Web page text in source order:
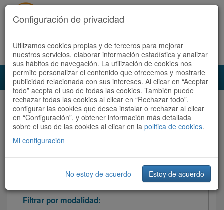
Acceder Registrate ahora Español | Català
Audioruta Todas las rutas
Todas las rutas Ordenar por:Más recientes
Filtrar las rutas
Filtrar por modalidad:
Configuración de privacidad
Utilizamos cookies propias y de terceros para mejorar
nuestros servicios, elaborar información estadística y analizar
sus hábitos de navegación. La utilización de cookies nos
permite personalizar el contenido que ofrecemos y mostrarle
publicidad relacionada con sus intereses. Al clicar en “Aceptar
todo” acepta el uso de todas las cookies. También puede
rechazar todas las cookies al clicar en “Rechazar todo”,
configurar las cookies que desea instalar o rechazar al clicar
en “Configuración”, y obtener información más detallada
sobre el uso de las cookies al clicar en la politica de cookies.
Mi configuración
No estoy de acuerdo Estoy de acuerdo